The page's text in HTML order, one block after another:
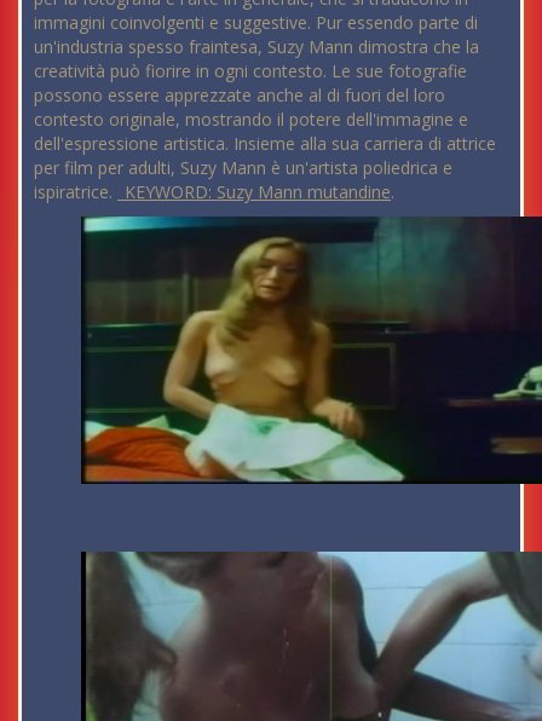
immagini coinvolgenti e suggestive. Pur essendo parte di
un'industria spesso fraintesa, Suzy Mann dimostra che la
creatività può fiorire in ogni contesto. Le sue fotografie
possono essere apprezzate anche al di fuori del loro
contesto originale, mostrando il potere dell'immagine e
dell'espressione artistica. Insieme alla sua carriera di attrice
per film per adulti, Suzy Mann è un'artista poliedrica e
ispiratrice.
_KEYWORD: Suzy Mann mutandine.